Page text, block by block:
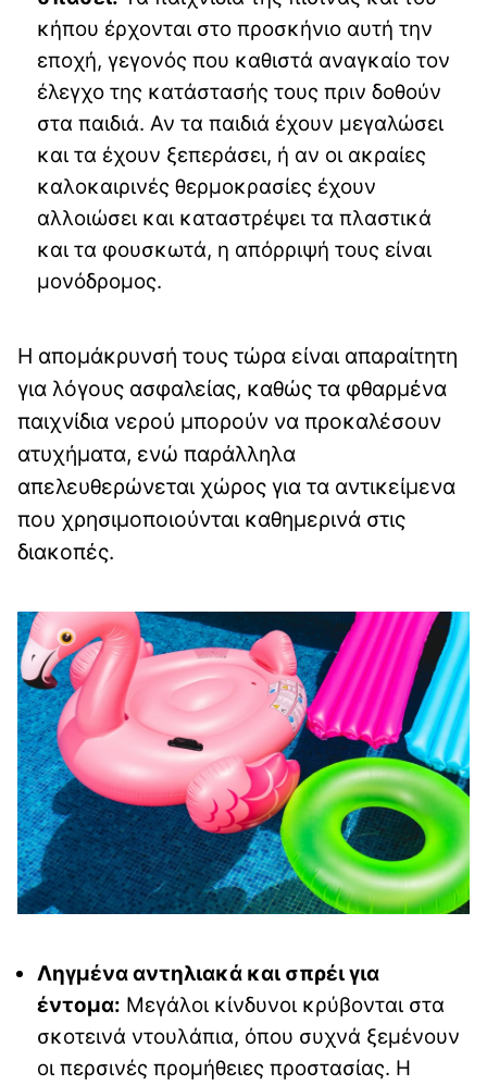
κήπου έρχονται στο προσκήνιο αυτή την
εποχή, γεγονός που καθιστά αναγκαίο τον
έλεγχο της κατάστασής τους πριν δοθούν
στα παιδιά. Αν τα παιδιά έχουν μεγαλώσει
και τα έχουν ξεπεράσει, ή αν οι ακραίες
καλοκαιρινές θερμοκρασίες έχουν
αλλοιώσει και καταστρέψει τα πλαστικά
και τα φουσκωτά, η απόρριψή τους είναι
μονόδρομος.
Η απομάκρυνσή τους τώρα είναι απαραίτητη
για λόγους ασφαλείας, καθώς τα φθαρμένα
παιχνίδια νερού μπορούν να προκαλέσουν
ατυχήματα, ενώ παράλληλα
απελευθερώνεται χώρος για τα αντικείμενα
που χρησιμοποιούνται καθημερινά στις
διακοπές.
Ληγμένα αντηλιακά και σπρέι για
έντομα: Μεγάλοι κίνδυνοι κρύβονται στα
σκοτεινά ντουλάπια, όπου συχνά ξεμένουν
οι περσινές προμήθειες προστασίας. Η